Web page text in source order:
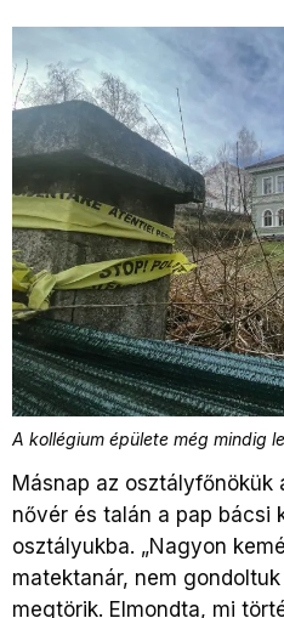
A kollégium épülete még mindig
Másnap az osztályfőnökük
nővér és talán a pap bácsi
osztályukba. „Nagyon
matektanár, nem
megtörik. Elmondta, mi